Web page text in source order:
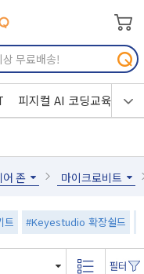
피지컬 AI 코딩교육
존 마이크로비트
트 #Keyestudio 확장쉴드